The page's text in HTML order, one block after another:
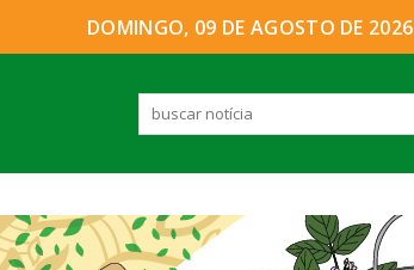
DOMINGO, 09 DE AGOSTO DE 2026